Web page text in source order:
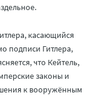
касающийся
подписи Гитлера,
что Кейтель,
законы и
к вооружённым